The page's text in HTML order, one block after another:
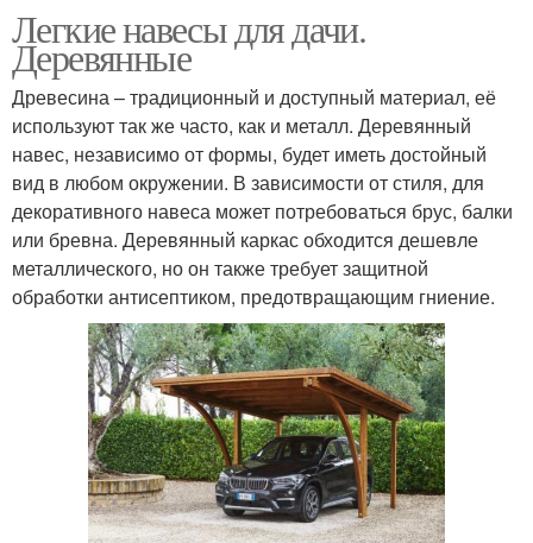
Легкие навесы для дачи.
Деревянные
Древесина – традиционный и доступный материал, её
используют так же часто, как и металл. Деревянный
навес, независимо от формы, будет иметь достойный
вид в любом окружении. В зависимости от стиля, для
декоративного навеса может потребоваться брус, балки
или бревна. Деревянный каркас обходится дешевле
металлического, но он также требует защитной
обработки антисептиком, предотвращающим гниение.